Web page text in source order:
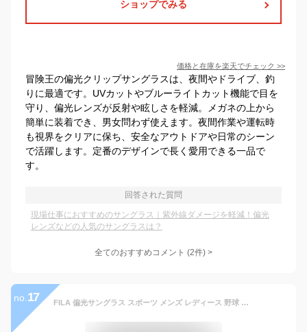
ショップでみる
価格と在庫を楽天でチェック >>
冒険王の偏光クリップサングラスは、夜間やドライブ、釣
りに最適です。UVカットやブルーライトカット機能で目を
守り、偏光レンズが反射や眩しさを軽減。メガネの上から
簡単に装着でき、男女問わず使えます。夜間作業や運転時
も視界をクリアに保ち、安全なアウトドアや日常のシーン
で活躍します。定番のデザインで長く愛用できる一品で
す。
回答された質問
現場仕事におすすめのサングラス｜紫外線ダメージを軽減！偏光
レンズなどの人気のサングラスは？
全てのおすすめコメント (2件) >
no. 17 FILA 偏光サングラス スポーツ メンズ レディース 野球 ゴルフ UVカット SF4024J ハーフリム 偏光レンズ フィラ ブランド 紫外線対策 UV400 運転 ドライブ 釣り